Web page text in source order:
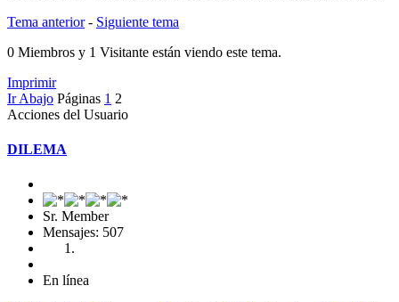
Tema anterior- Siguiente tema
0 Miembros y 1 Visitante están viendo este tema.
Imprimir
Ir Abajo Páginas 1 2
Acciones del Usuario
DILEMA
Sr. Member
Mensajes: 507
En línea